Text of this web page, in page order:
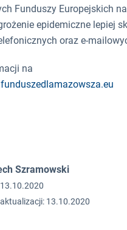
Funduszy Europejskich
epidemiczne lepiej
oraz e-
na
Szramowski
13.10.2020